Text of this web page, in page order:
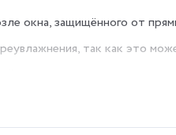
окна, защищённого от
так как это
горшок